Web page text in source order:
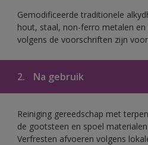
Gemodificeerde traditionele
hout, staal, non-ferro metalen
volgens de voorschriften zijn
2. Na gebruik
Reiniging gereedschap met
de gootsteen en spoel
Verfresten afvoeren volgens